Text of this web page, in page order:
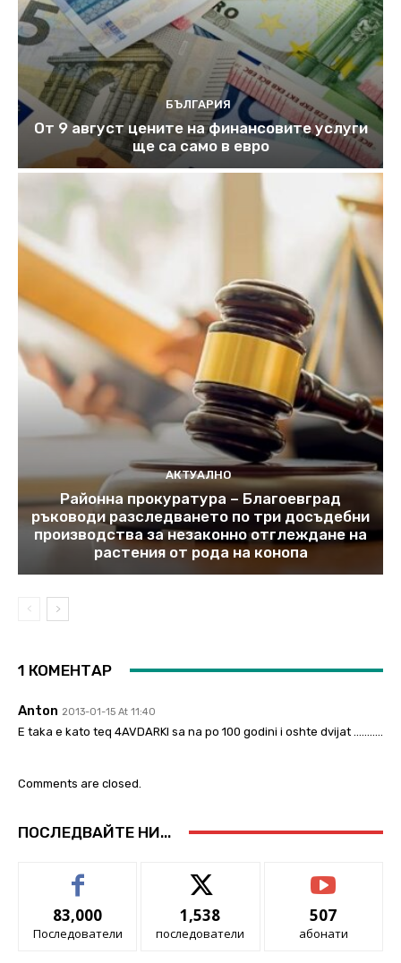
БЪЛГАРИЯ
От 9 август цените на финансовите услуги
ще са само в евро
АКТУАЛНО
Районна прокуратура – Благоевград
ръководи разследването по три досъдебни
производства за незаконно отглеждане на
растения от рода на конопа
1 КОМЕНТАР
Anton 2013-01-15 At 11:40
E taka e kato teq 4AVDARKI sa na po 100 godini i oshte dvijat ………..
Comments are closed.
ПОСЛЕДВАЙТЕ НИ...
83,000
Последователи
1,538
последователи
507
абонати